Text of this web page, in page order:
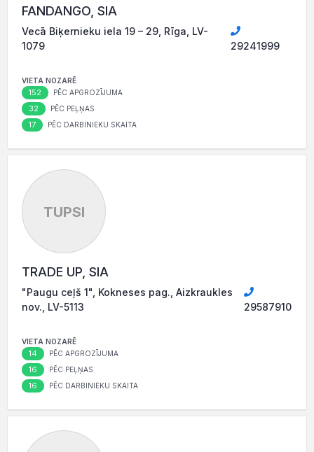
FANDANGO, SIA
Vecā Biķernieku iela 19 – 29, Rīga, LV-
1079
29241999
VIETA NOZARĒ
152 PĒC APGROZĪJUMA
32 PĒC PEĻŅAS
17 PĒC DARBINIEKU SKAITA
TUPSI
TRADE UP, SIA
"Paugu ceļš 1", Kokneses pag., Aizkraukles
nov., LV-5113
29587910
VIETA NOZARĒ
14 PĒC APGROZĪJUMA
16 PĒC PEĻŅAS
16 PĒC DARBINIEKU SKAITA